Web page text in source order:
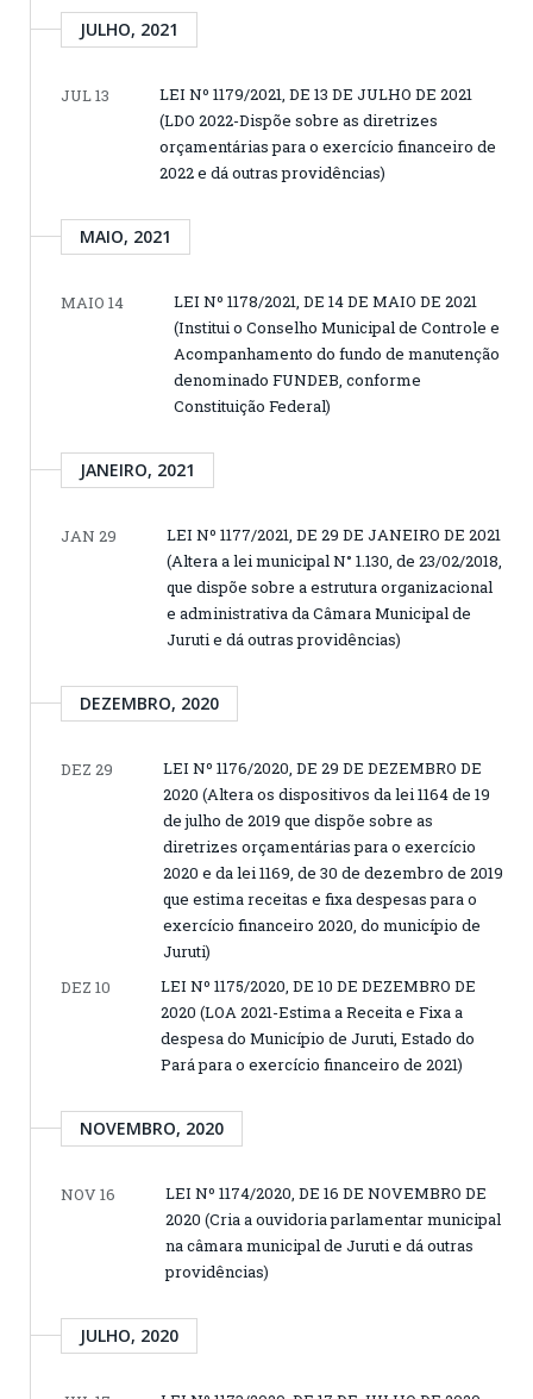
JULHO, 2021
JUL 13
LEI Nº 1179/2021, DE 13 DE JULHO DE 2021
(LDO 2022-Dispõe sobre as diretrizes
orçamentárias para o exercício financeiro de
2022 e dá outras providências)
MAIO, 2021
MAIO 14
LEI Nº 1178/2021, DE 14 DE MAIO DE 2021
(Institui o Conselho Municipal de Controle e
Acompanhamento do fundo de manutenção
denominado FUNDEB, conforme
Constituição Federal)
JANEIRO, 2021
JAN 29
LEI Nº 1177/2021, DE 29 DE JANEIRO DE 2021
(Altera a lei municipal N° 1.130, de 23/02/2018,
que dispõe sobre a estrutura organizacional
e administrativa da Câmara Municipal de
Juruti e dá outras providências)
DEZEMBRO, 2020
DEZ 29
LEI Nº 1176/2020, DE 29 DE DEZEMBRO DE
2020 (Altera os dispositivos da lei 1164 de 19
de julho de 2019 que dispõe sobre as
diretrizes orçamentárias para o exercício
2020 e da lei 1169, de 30 de dezembro de 2019
que estima receitas e fixa despesas para o
exercício financeiro 2020, do município de
Juruti)
DEZ 10
LEI Nº 1175/2020, DE 10 DE DEZEMBRO DE
2020 (LOA 2021-Estima a Receita e Fixa a
despesa do Município de Juruti, Estado do
Pará para o exercício financeiro de 2021)
NOVEMBRO, 2020
NOV 16
LEI Nº 1174/2020, DE 16 DE NOVEMBRO DE
2020 (Cria a ouvidoria parlamentar municipal
na câmara municipal de Juruti e dá outras
providências)
JULHO, 2020